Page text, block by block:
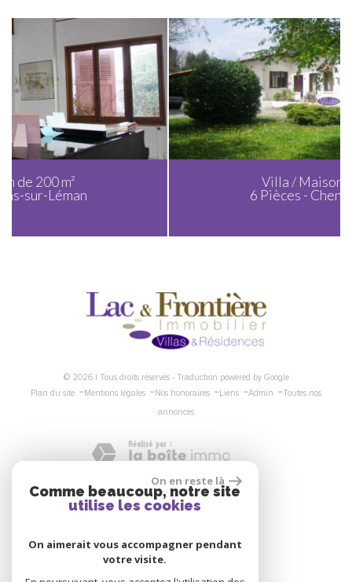
6 Pièces - Chens-sur-Léman
© 2026 | Tous droits réservés - Traduction powered by Google
Plan du site -Mentions légales -Nos honoraires -Liens -Admin -Toutes nos
annonces
Nous suivre
On en reste là
Comme beaucoup, notre site
utilise les cookies
On aimerait vous accompagner pendant
votre visite.